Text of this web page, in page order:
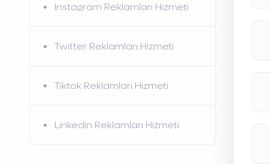
Instagram Reklamları Hizmeti
Twitter Reklamları Hizmeti
Tiktok Reklamları Hizmeti
LinkedIn Reklamları Hizmeti